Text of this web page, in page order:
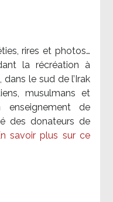
rires et photos…
la récréation à
dans le sud de l’Irak
musulmans et
de
des donateurs de
savoir plus sur ce